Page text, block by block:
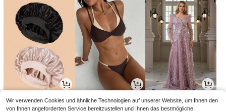
3,03€ 12,97€ 13,32€ -2% 20,00€
Wir verwenden Cookies und ähnliche Technologien auf unserer Website, um Ihnen den
von Ihnen angeforderten Service bereitzustellen und Ihnen das bestmögliche